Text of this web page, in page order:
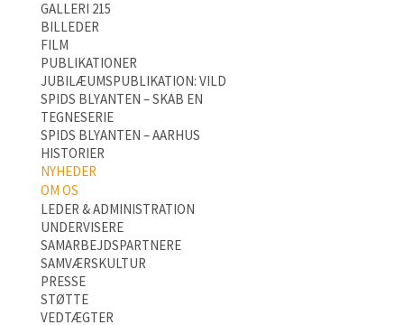
GALLERI 215
BILLEDER
FILM
PUBLIKATIONER
JUBILÆUMSPUBLIKATION: VILD
SPIDS BLYANTEN – SKAB EN
TEGNESERIE
SPIDS BLYANTEN – AARHUS
HISTORIER
NYHEDER
OM OS
LEDER & ADMINISTRATION
UNDERVISERE
SAMARBEJDSPARTNERE
SAMVÆRSKULTUR
PRESSE
STØTTE
VEDTÆGTER